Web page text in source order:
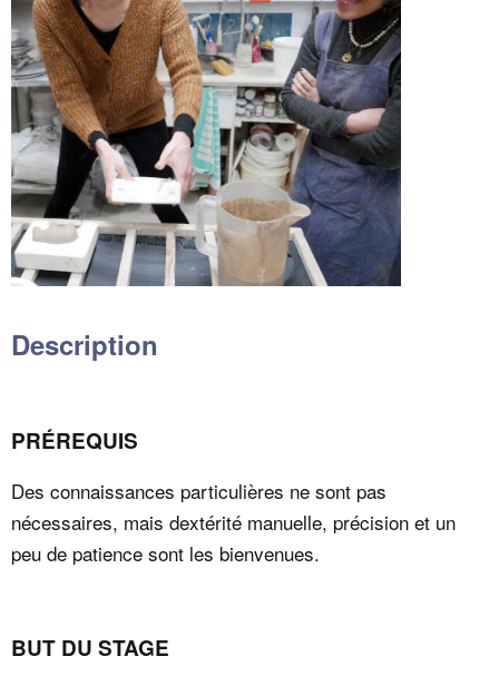
Description
PRÉREQUIS
Des connaissances particulières ne sont pas
nécessaires, mais dextérité manuelle, précision et un
peu de patience sont les bienvenues.
BUT DU STAGE